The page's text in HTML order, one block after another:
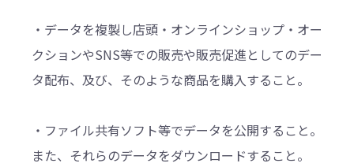
・データを複製し店頭・オンラインショップ・オー
クションやSNS等での販売や販売促進としてのデー
タ配布、及び、そのような商品を購入すること。
・ファイル共有ソフト等でデータを公開すること。
また、それらのデータをダウンロードすること。